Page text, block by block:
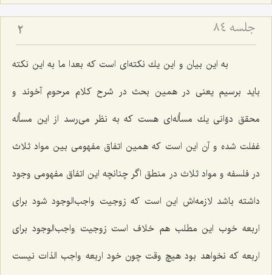
جلسه ۸۴ 2
به این بیان و این یك نكته‌اى است كه بعدا ما به این نكته
باید برسیم یعنى در همین بحث در شرح كلام مرحوم آخوند و
محقق دوّانى یك مسأله‌اى هست كه به نظر مى‌رسد از این مسأله
غفلت شده و آن این است كه همین اتفاق مفهومى بین مواد ثلاث
در فلسفه و مواد ثلاث در منطق اگر چنانچه این اتفاق مفهومى وجود
داشته باشد لازمه‌اش این است كه زوجیت واجب‌الوجود شود براى
اربعه خوب این مطلب هم خلاف است زوجیت واجب‌الوجود براى
اربعه كه نخواهد بود هیچ وقت چون خود اربعه واجب الذات نیست